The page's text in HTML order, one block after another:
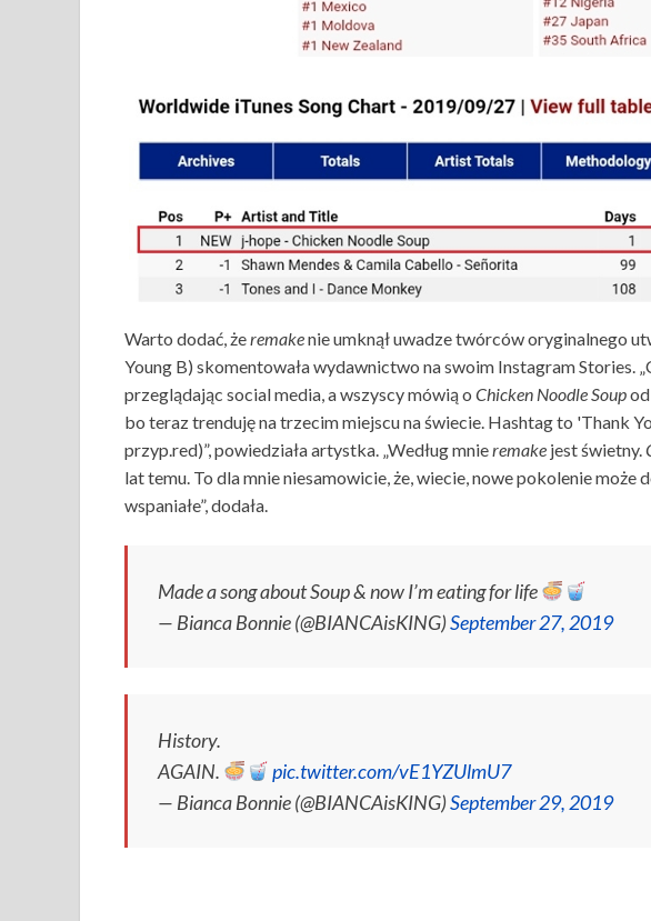
Warto dodać, żeremakenie umknął uwadze twórców oryginalnego
Young B) skomentowała wydawnictwo na swoim Instagram Stories.
przeglądając social media, a wszyscy mówią o Chicken Noodle Soup
bo teraz trenduję na trzecim miejscu na świecie. Hashtag to 'Thank
przyp.red)”, powiedziała artystka. „Według mnieremake jest świetny.
lat temu. To dla mnie niesamowicie, że, wiecie, nowe pokolenie może
wspaniałe”, dodała.
Made a song about Soup & now I’m eating for life
— Bianca Bonnie (@BIANCAisKING)September 27, 2019
History.
AGAIN.
pic.twitter.com/vE1YZUlmU7
— Bianca Bonnie (@BIANCAisKING)September 29, 2019